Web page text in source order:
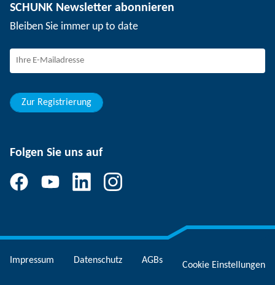
Veranstaltungen
SCHUNK - Hinweisgebersystem
Arbeiten bei SCHUNK
Berufserfahrene
Studierende
SCHUNK Newsletter abonnieren
Bleiben Sie immer up to date
Zur Registrierung
Folgen Sie uns auf
Impressum Datenschutz AGBs Cookie Einstellungen